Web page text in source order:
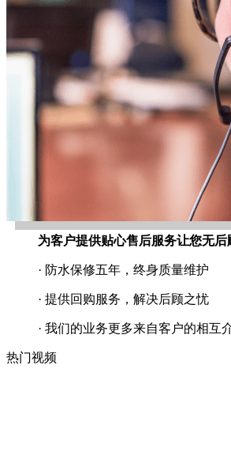
为客户提供贴心售后服务让您无后
· 防水保修五年，终身质量维护
· 提供回购服务，解决后顾之忧
· 我们的业务更多来自客户的相互
热门视频